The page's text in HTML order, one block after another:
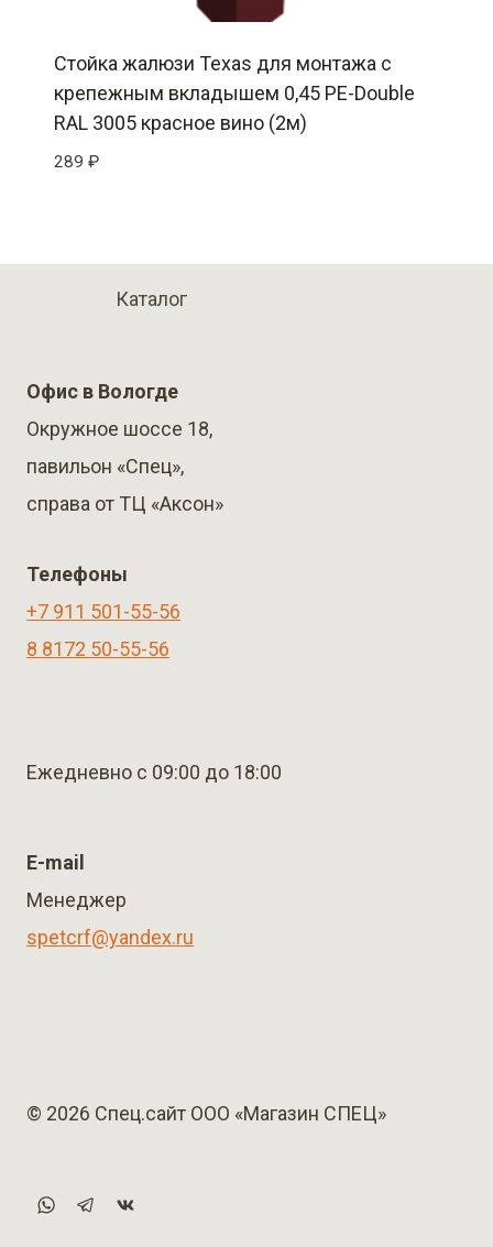
Стойка жалюзи Texas для монтажа с
крепежным вкладышем 0,45 PE-Double
RAL 3005 красное вино (2м)
289 ₽
Каталог
Офис в Вологде
Окружное шоссе 18,
павильон «Спец»,
справа от ТЦ «Аксон»
Телефоны
+7 911 501-55-56
8 8172 50-55-56
Ежедневно с 09:00 до 18:00
E-mail
Менеджер
spetcrf@yandex.ru
© 2026 Спец.сайт ООО «Магазин СПЕЦ»